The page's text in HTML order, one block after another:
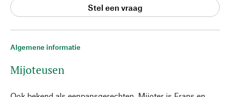
Algemene informatie
Mijoteusen
Stel een vraag